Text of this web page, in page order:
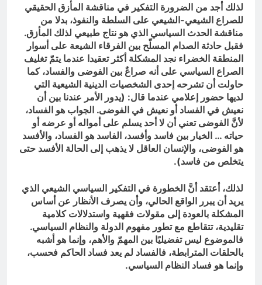
لذلك أجد من الضرورة التفكير في مناقشة المأزق الحقيقي
للصراع الشيعي-الشيعي على السلطة والنفوذ، بدلا من
مناقشة الحدث السياسي الذي هو نتاج طبيعي لذلك المأزق.
فقبل حادثة الصدام المسلّح بين الفرقاء الشيعة على أسوار
المنطقة الخضراء نجد المشكلة أكثر تعقيدا عندما يتمّ تغليف
الصراع السياسي على أنه صراعٌ بين الفوضى والفساد، كما
حاولت أن تشرحه إحدى الشخصيات الدينية الشيعية التي
لديها حضور إعلامي عندما قال: (يدور الأمر عندنا بين أن
نعيش في الفساد أو نعيش في الفوضى. الجواب هو الفساد،
لأنَّ الفوضى تعني أن لا أحد يسلم على أمواله أو عرضه أو
حياته … الخيار بين فاسد وأفسد، الفاسد هو الفساد، والأفسد
هو الفوضى، والإنسان العاقل لا يذهب إلى الحالة الأفسد حتى
يتخلص من فاسد).
لذلك، أعتقد أنَّ الخطورة في التفكير السياسي الشيعي الذي
يريد أن يبرر الواقع الحالي، وأن يصرف الأنظار عن أساس
المشكلة بالعودة إلى مقولات فقهية واستدلالات كلامية
تقليدية، تتقاطع مع تطور مفهوم الدولة والنظام السياسي.
فالموضوع ليس تفضيليًا بين المهمّ والأهم، وإنما هو أشبه
بالحلقات المترابطة، فالفساد لم يعد فساد الحاكم فحسب،
وإنما هو فساد النظام السياسي.